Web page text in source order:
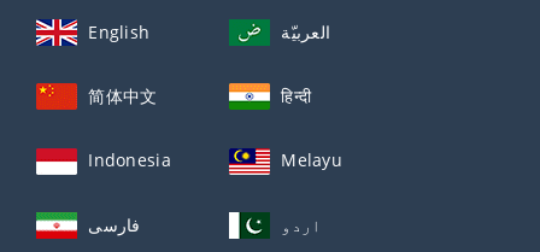
English العربيّة
简体中文 हिन्दी
Indonesia Melayu
فارسی اردو